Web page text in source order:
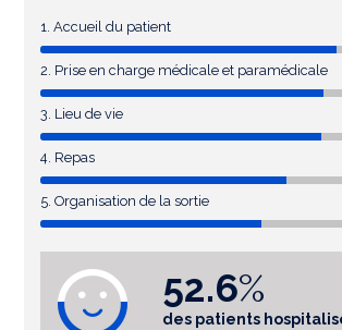
1. Accueil du patient
2. Prise en charge médicale et paramédicale
3. Lieu de vie
4. Repas
5. Organisation de la sortie
52.6%
des patients